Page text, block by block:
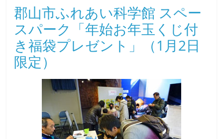
郡山市ふれあい科学館 スペー
スパーク「年始お年玉くじ付
き福袋プレゼント」（1月2日
限定）